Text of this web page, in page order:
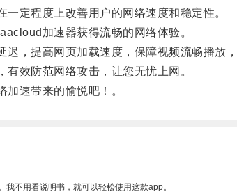
定程度上改善用户的网络速度和稳定性。
加速器获得流畅的网络体验。
提高网页加载速度，保障视频流畅播放，
效防范网络攻击，让您无忧上网。
速带来的愉悦吧！。
不用看说明书，就可以轻松使用这款app。